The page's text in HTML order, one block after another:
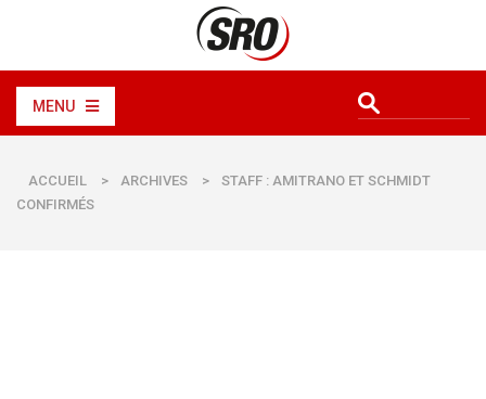
MENU
ACCUEIL > ARCHIVES >
STAFF : AMITRANO ET SCHMIDT
CONFIRMÉS